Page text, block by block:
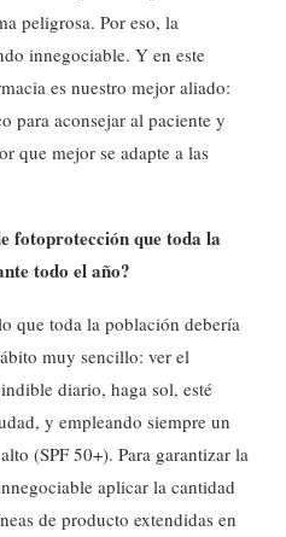
peligrosa. Por eso, la
innegociable. Y en este
es nuestro mejor aliado:
para aconsejar al paciente y
que mejor se adapte a las
fotoprotección que toda la
todo el año?
que toda la población debería
muy sencillo: ver el
diario, haga sol, esté
y empleando siempre un
(SPF 50+). Para garantizar la
aplicar la cantidad
de producto extendidas en